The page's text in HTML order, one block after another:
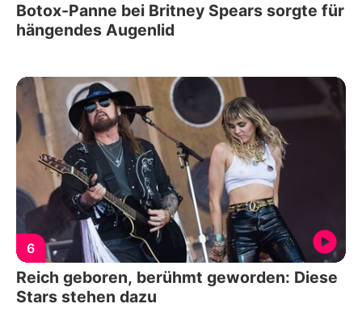
Botox-Panne bei Britney Spears sorgte für
hängendes Augenlid
6
Reich geboren, berühmt geworden: Diese
Stars stehen dazu